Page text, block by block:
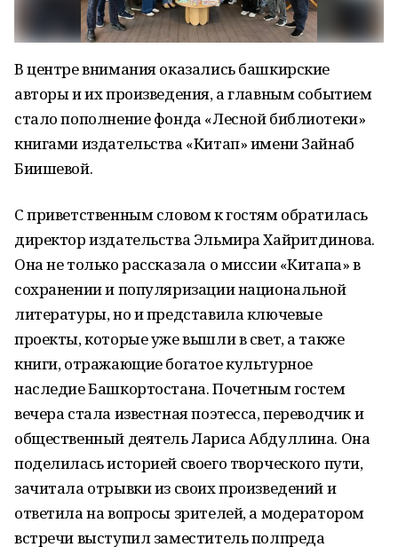
В центре внимания оказались башкирские
авторы и их произведения, а главным событием
стало пополнение фонда «Лесной библиотеки»
книгами издательства «Китап» имени Зайнаб
Биишевой.
С приветственным словом к гостям обратилась
директор издательства Эльмира Хайритдинова.
Она не только рассказала о миссии «Китапа» в
сохранении и популяризации национальной
литературы, но и представила ключевые
проекты, которые уже вышли в свет, а также
книги, отражающие богатое культурное
наследие Башкортостана. Почетным гостем
вечера стала известная поэтесса, переводчик и
общественный деятель Лариса Абдуллина. Она
поделилась историей своего творческого пути,
зачитала отрывки из своих произведений и
ответила на вопросы зрителей, а модератором
встречи выступил заместитель полпреда